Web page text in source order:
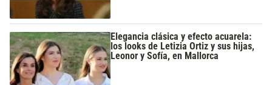
Elegancia clásica y efecto acuarela:
los looks de Letizia Ortiz y sus hijas,
Leonor y Sofía, en Mallorca